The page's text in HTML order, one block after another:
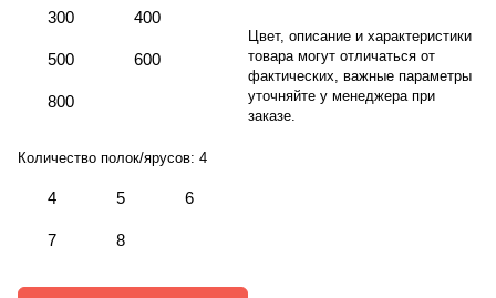
300 400
500 600
800
Количество полок/ярусов: 4
4 5 6
7 8
Цвет, описание и характеристики
товара могут отличаться от
фактических, важные параметры
уточняйте у менеджера при
заказе.